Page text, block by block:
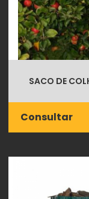
SACO DE
Consultar